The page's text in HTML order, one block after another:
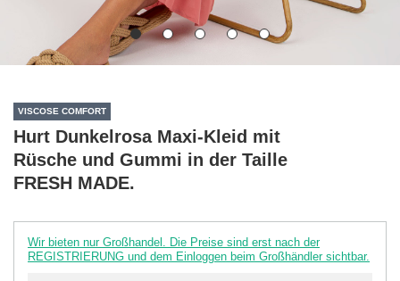
VISCOSE COMFORT
Hurt Dunkelrosa Maxi-Kleid mit
Rüsche und Gummi in der Taille
FRESH MADE.
Wir bieten nur Großhandel. Die Preise sind erst nach der
REGISTRIERUNG und dem Einloggen beim Großhändler sichtbar.